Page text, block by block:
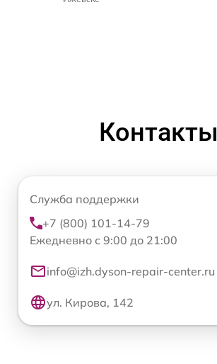
Контакты
Служба поддержки
+7 (800) 101-14-79
Ежедневно с 9:00 до 21:00
info@izh.dyson-repair-center.ru
ул. Кирова, 142